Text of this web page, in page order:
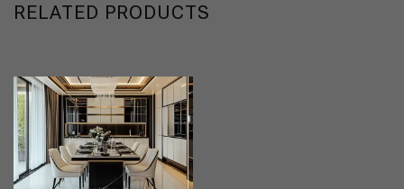
RELATED PRODUCTS